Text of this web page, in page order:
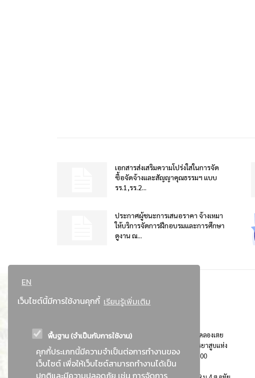
EN
เว็บไซต์นี้มีการใช้งานคุกกี้ เรียนรู้เพิ่มเติม
พื้นฐาน (จำเป็นกับการใช้งาน)
คุกกี้ประเภทนี้มีความจำเป็นต่อการทำงานของ
เว็บไซต์ เพื่อให้เว็บไซต์สามารถทำงานได้เป็น
เอกสารส่งเสริมความโปร่งใสในการจัด
ซื้อจัดจ้างและสัญญาคุณธรรมฯ แบบ
รร.1,รร.2...
ประกาศผู้ชนะการเสนอราคา จ้างเหมา
ให้บริการจัดการฝึกอบรมและการศึกษา
ดูงาน ณ...
ที่อยู่ : 184 ถนนพระรามที่ 4 แขวงคลองเตย เขตคลองเตย
กรุงเทพมหานคร 10110 ติดต่อประชาสัมพันธ์ การยาสูบแห่ง
ประเทศไทย Call center โทร. 0-2229-1000